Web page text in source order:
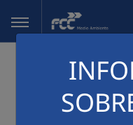
Saut au contenu principal
Minethic
Página web